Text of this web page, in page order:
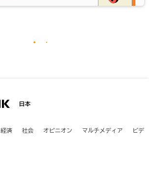
日本
経済 社会 オピニオン マルチメディア ビデ